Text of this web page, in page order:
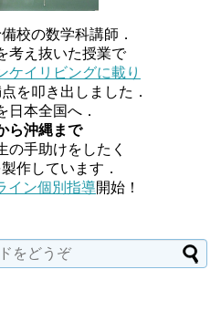
校の数学科講師．
考え抜いた授業で
ケイリビングに載り
を叩き出しました．
日本全国へ．
ら沖縄まで
の手助けをしたく
作しています．
イン個別指導開始！